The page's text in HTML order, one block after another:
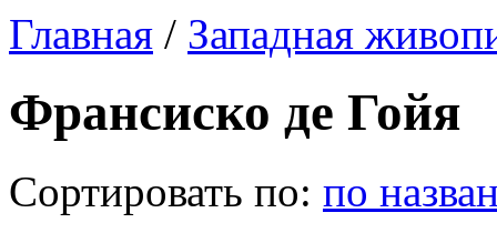
Главная / Западная
Франсиско де Гойя
Сортировать по: по